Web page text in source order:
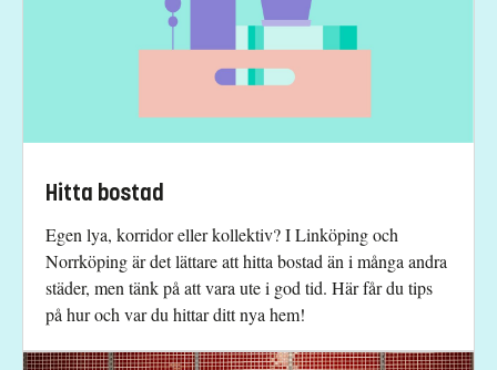
Hitta bostad
Egen lya, korridor eller kollektiv? I Linköping och
Norrköping är det lättare att hitta bostad än i många andra
städer, men tänk på att vara ute i god tid. Här får du tips
på hur och var du hittar ditt nya hem!